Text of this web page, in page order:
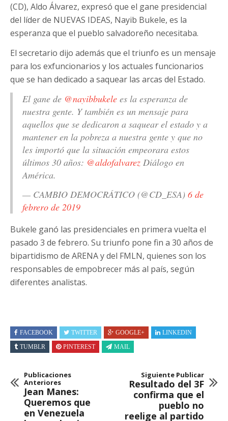
(CD), Aldo Álvarez, expresó que el gane presidencial
del líder de NUEVAS IDEAS, Nayib Bukele, es la
esperanza que el pueblo salvadoreño necesitaba.
El secretario dijo además que el triunfo es un mensaje
para los exfuncionarios y los actuales funcionarios
que se han dedicado a saquear las arcas del Estado.
El gane de @nayibbukele es la esperanza de
nuestra gente. Y también es un mensaje para
aquellos que se dedicaron a saquear el estado y a
mantener en la pobreza a nuestra gente y que no
les importó que la situación empeorara estos
últimos 30 años: @aldofalvarez Diálogo en
América.
— CAMBIO DEMOCRÁTICO (@CD_ESA) 6 de
febrero de 2019
Bukele ganó las presidenciales en primera vuelta el
pasado 3 de febrero. Su triunfo pone fin a 30 años de
bipartidismo de ARENA y del FMLN, quienes son los
responsables de empobrecer más al país, según
diferentes analistas.
FACEBOOK TWITTER GOOGLE+
LINKEDIN
TUMBLR
PINTEREST MAIL
Publicaciones
Anteriores
Jean Manes:
Queremos que
en Venezuela
Siguiente Publicar
Resultado del 3F
confirma que el
pueblo no
reelige al partido